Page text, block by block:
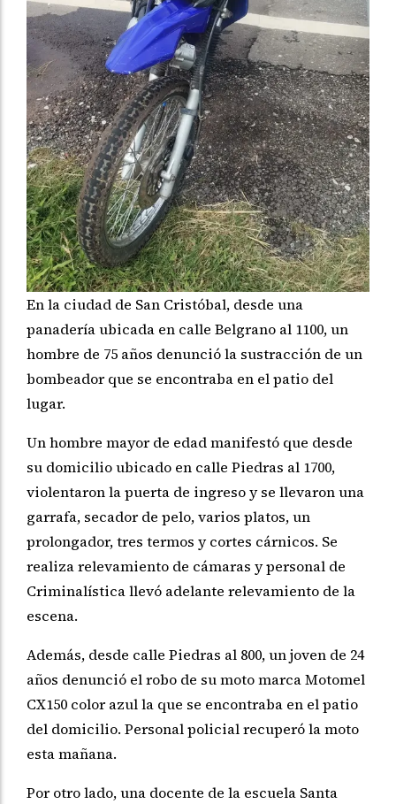
En la ciudad de San Cristóbal, desde una
panadería ubicada en calle Belgrano al 1100, un
hombre de 75 años denunció la sustracción de un
bombeador que se encontraba en el patio del
lugar.
Un hombre mayor de edad manifestó que desde
su domicilio ubicado en calle Piedras al 1700,
violentaron la puerta de ingreso y se llevaron una
garrafa, secador de pelo, varios platos, un
prolongador, tres termos y cortes cárnicos. Se
realiza relevamiento de cámaras y personal de
Criminalística llevó adelante relevamiento de la
escena.
Además, desde calle Piedras al 800, un joven de 24
años denunció el robo de su moto marca Motomel
CX150 color azul la que se encontraba en el patio
del domicilio. Personal policial recuperó la moto
esta mañana.
Por otro lado, una docente de la escuela Santa